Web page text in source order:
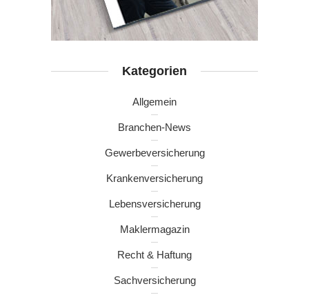
Kategorien
Allgemein
Branchen-News
Gewerbeversicherung
Krankenversicherung
Lebensversicherung
Maklermagazin
Recht & Haftung
Sachversicherung